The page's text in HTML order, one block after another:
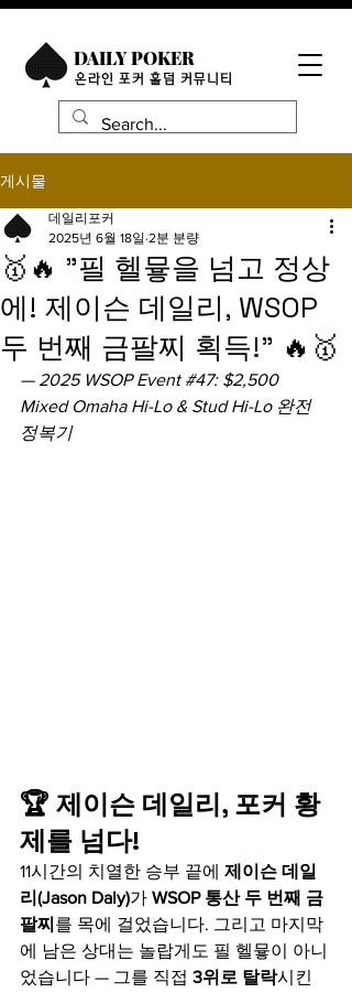
DAILY POKER
​온라인 포커 홀덤 커뮤니티
게시물
🥇🔥 "필 헬뮿을 넘고 정상
에! 제이슨 데일리, WSOP
두 번째 금팔찌 획득!" 🔥🥇
데일리포커
2025년 6월 18일 2분 분량
— 2025 WSOP Event #47: $2,500
Mixed Omaha Hi-Lo & Stud Hi-Lo 완전
정복기
🏆 제이슨 데일리, 포커 황
제를 넘다!
11시간의 치열한 승부 끝에 제이슨 데일
리(Jason Daly)가 WSOP 통산 두 번째 금
팔찌 를 목에 걸었습니다. 그리고 마지막
에 남은 상대는 놀랍게도 필 헬뮿이 아니
었습니다 — 그를 직접 3위로 탈락시킨